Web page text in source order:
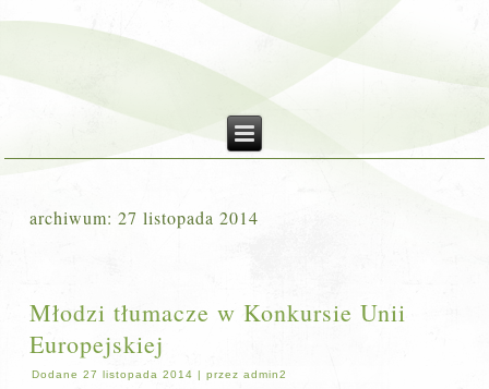
archiwum:27 listopada 2014
Młodzi tłumacze w Konkursie Unii
Europejskiej
Dodane 27 listopada 2014 |przez admin2